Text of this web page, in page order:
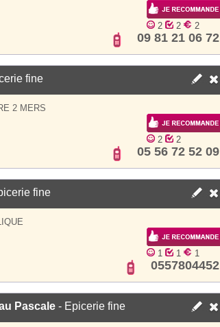
2
2
2
09 81 21 06 72
fine
2 MERS
2
2
05 56 72 52 09
fine
1
1
1
0557804452
Pascale - Epicerie fine